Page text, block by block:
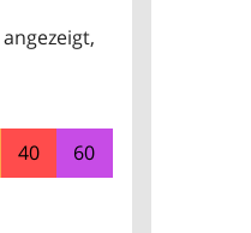
angezeigt,
40 60